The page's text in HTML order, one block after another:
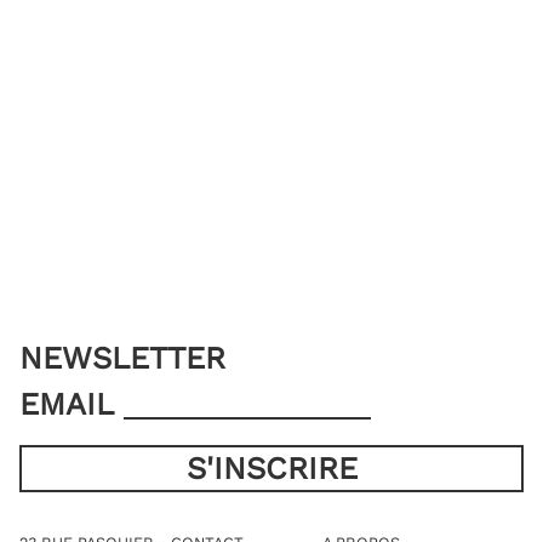
NEWSLETTER
EMAIL